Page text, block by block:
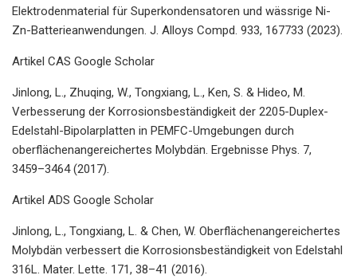
Elektrodenmaterial für Superkondensatoren und wässrige Ni-
Zn-Batterieanwendungen. J. Alloys Compd. 933, 167733 (2023).
Artikel CAS Google Scholar
Jinlong, L., Zhuqing, W., Tongxiang, L., Ken, S. & Hideo, M.
Verbesserung der Korrosionsbeständigkeit der 2205-Duplex-
Edelstahl-Bipolarplatten in PEMFC-Umgebungen durch
oberflächenangereichertes Molybdän. Ergebnisse Phys. 7,
3459–3464 (2017).
Artikel ADS Google Scholar
Jinlong, L., Tongxiang, L. & Chen, W. Oberflächenangereichertes
Molybdän verbessert die Korrosionsbeständigkeit von Edelstahl
316L. Mater. Lette. 171, 38–41 (2016).